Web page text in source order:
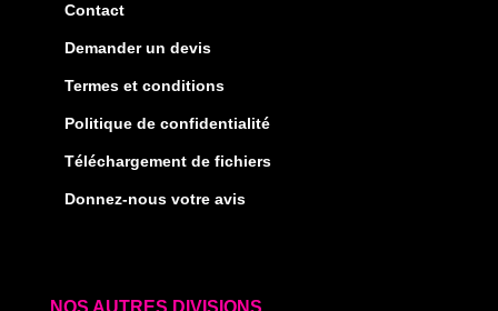
Contact
Demander un devis
Termes et conditions
Politique de confidentialité
Téléchargement de fichiers
Donnez-nous votre avis
NOS AUTRES DIVISIONS